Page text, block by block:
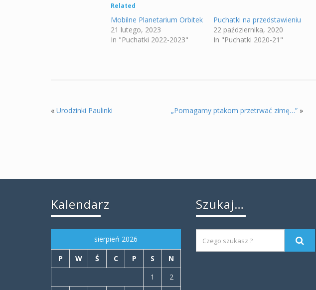
Related
Mobilne Planetarium Orbitek
21 lutego, 2023
In "Puchatki 2022-2023"
Puchatki na przedstawieniu
22 października, 2020
In "Puchatki 2020-21"
« Urodzinki Paulinki „Pomagamy ptakom przetrwać zimę…”»
Kalendarz
sierpień 2026
P W Ś C P S
N
1
2
Szukaj…